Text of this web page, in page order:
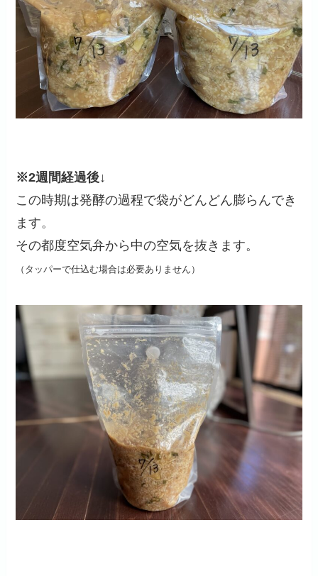
※2週間経過後↓
この時期は発酵の過程で袋がどんどん膨らんでき
ます。
その都度空気弁から中の空気を抜きます。
（タッパーで仕込む場合は必要ありません）